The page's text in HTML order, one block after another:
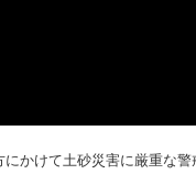
かけて土砂災害に厳重な警